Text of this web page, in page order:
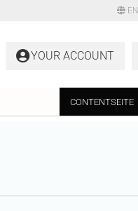
EN
YOUR ACCOUNT
CONTENTSEITE